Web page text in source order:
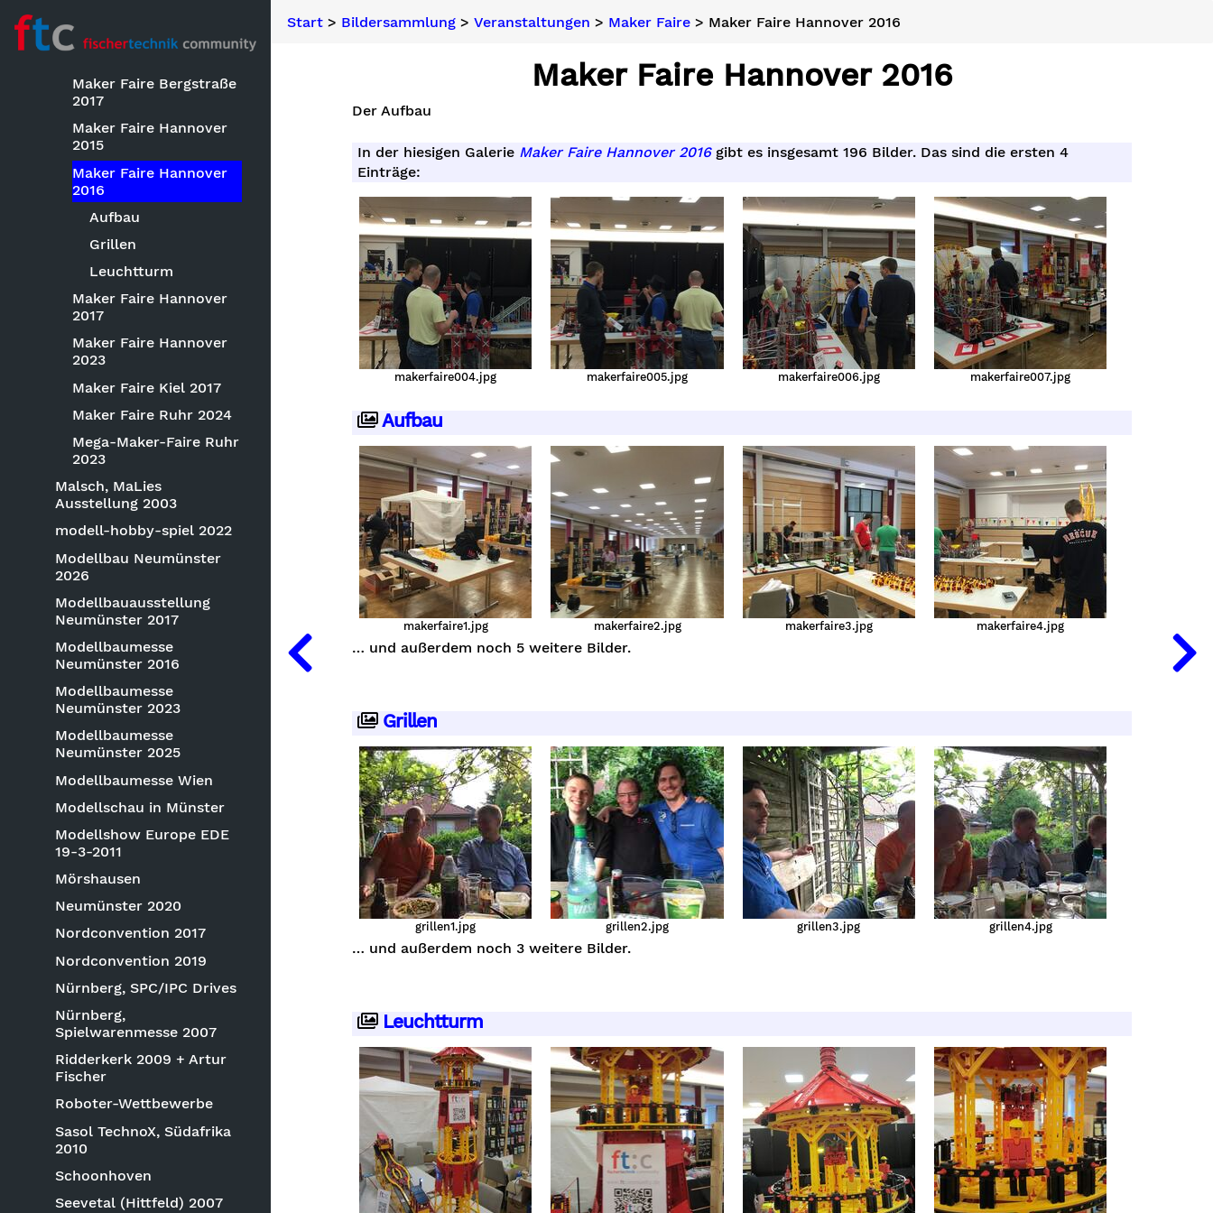
Maarn 2003
Maker Faire
Maker Faire Bergstraße
2017
Maker Faire Hannover
2015
Maker Faire Hannover
2016
Aufbau
Grillen
Leuchtturm
Maker Faire Hannover
2017
Maker Faire Hannover
2023
Maker Faire Kiel 2017
Maker Faire Ruhr 2024
Mega-Maker-Faire Ruhr
2023
Malsch, MaLies
Ausstellung 2003
modell-hobby-spiel 2022
Modellbau Neumünster
2026
Modellbauausstellung
Neumünster 2017
Modellbaumesse
Neumünster 2016
Modellbaumesse
Neumünster 2023
Modellbaumesse
Neumünster 2025
Modellbaumesse Wien
Modellschau in Münster
Modellshow Europe EDE
19-3-2011
Mörshausen
Neumünster 2020
Nordconvention 2017
Nordconvention 2019
Nürnberg, SPC/IPC Drives
Nürnberg,
Spielwarenmesse 2007
Ridderkerk 2009 + Artur
Fischer
Roboter-Wettbewerbe
Sasol TechnoX, Südafrika
2010
Schoonhoven
Seevetal (Hittfeld) 2007
Start> Bildersammlung> Veranstaltungen > Maker Faire> Maker Faire Hannover 2016
Maker Faire Hannover 2016
Der Aufbau
In der hiesigen Galerie Maker Faire Hannover 2016gibt es insgesamt 196 Bilder. Das sind die ersten 4
Einträge:
makerfaire004.jpg makerfaire005.jpg makerfaire006.jpg makerfaire007.jpg
Aufbau
makerfaire1.jpg makerfaire2.jpg makerfaire3.jpg makerfaire4.jpg
… und außerdem noch 5 weitere Bilder.
Grillen
grillen1.jpg grillen2.jpg grillen3.jpg grillen4.jpg
… und außerdem noch 3 weitere Bilder.
Leuchtturm